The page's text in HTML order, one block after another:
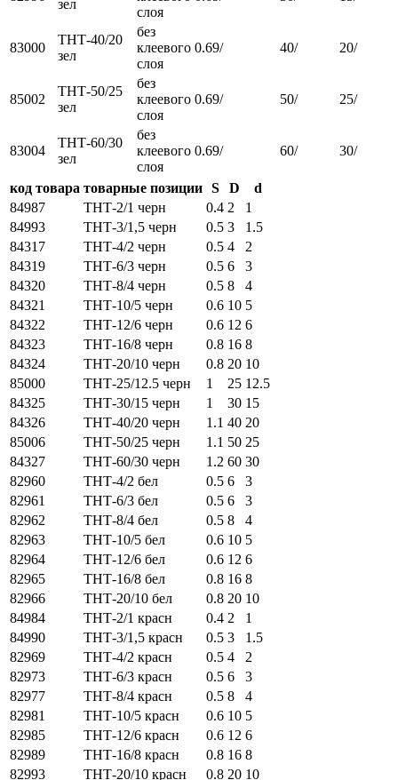
зел
слоя
83000
ТНТ-40/20
зел
без
клеевого
слоя
0.69/ 40/ 20/
85002
ТНТ-50/25
зел
без
клеевого
слоя
0.69/ 50/ 25/
83004
ТНТ-60/30
зел
без
клеевого
слоя
0.69/ 60/ 30/
код товара товарные позиции S D
d
84987
ТНТ-2/1 черн 0.4 2
1
84993
ТНТ-3/1,5 черн 0.5 3
1.5
84317
ТНТ-4/2 черн 0.5 4
2
84319
ТНТ-6/3 черн 0.5 6
3
84320
ТНТ-8/4 черн 0.5 8
4
84321
ТНТ-10/5 черн 0.6 10 5
84322
ТНТ-12/6 черн 0.6 12 6
84323
ТНТ-16/8 черн 0.8 16 8
84324
ТНТ-20/10 черн 0.8 20 10
85000
ТНТ-25/12.5 черн 1 25 12.5
84325
ТНТ-30/15 черн 1 30 15
84326
ТНТ-40/20 черн 1.1 40 20
85006
ТНТ-50/25 черн 1.1 50 25
84327
ТНТ-60/30 черн 1.2 60 30
82960
ТНТ-4/2 бел 0.5 6
3
82961
ТНТ-6/3 бел 0.5 6
3
82962
ТНТ-8/4 бел 0.5 8
4
82963
ТНТ-10/5 бел 0.6 10 5
82964
ТНТ-12/6 бел 0.6 12 6
82965
ТНТ-16/8 бел 0.8 16 8
82966
ТНТ-20/10 бел 0.8 20 10
84984
ТНТ-2/1 красн 0.4 2
1
84990
ТНТ-3/1,5 красн 0.5 3
1.5
82969
ТНТ-4/2 красн 0.5 4
2
82973
ТНТ-6/3 красн 0.5 6
3
82977
ТНТ-8/4 красн 0.5 8
4
82981
ТНТ-10/5 красн 0.6 10 5
82985
ТНТ-12/6 красн 0.6 12 6
82989
ТНТ-16/8 красн 0.8 16 8
82993
ТНТ-20/10 красн 0.8 20 10